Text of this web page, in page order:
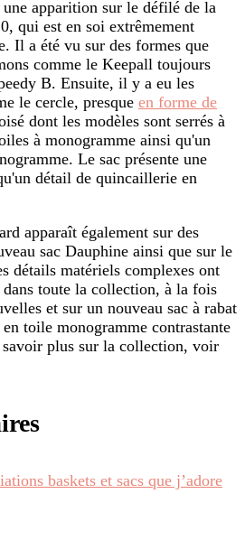
apparition sur le défilé de la
qui est en soi extrêmement
Il a été vu sur des formes que
comme le Keepall toujours
B. Ensuite, il y a eu les
le cercle, presque en forme de
dont les modèles sont serrés à
à monogramme ainsi qu'un
Le sac présente une
détail de quincaillerie en
apparaît également sur des
sac Dauphine ainsi que sur le
détails matériels complexes ont
dans toute la collection, à la fois
et sur un nouveau sac à rabat
toile monogramme contrastante
plus sur la collection, voir
baskets et sacs que j’adore